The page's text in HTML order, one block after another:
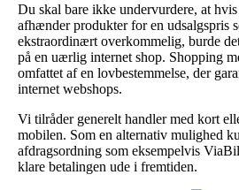
Du skal bare ikke undervurdere, at
afhænder produkter for en udsalgspris
ekstraordinært overkommelig, burde
på en uærlig internet shop. Shopping
omfattet af en lovbestemmelse, der
internet webshops.
Vi tilråder generelt handler med kort
mobilen. Som en alternativ mulighed
afdragsordning som eksempelvis
klare betalingen ude i fremtiden.